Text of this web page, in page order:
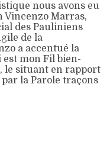
nous avons eu
Vincenzo Marras,
des Pauliniens
de la
a accentué la
est mon Fil bien-
le situant en rapport
la Parole traçons